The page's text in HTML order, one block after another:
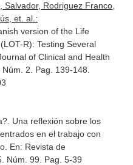
Rodriguez Franco,
et. al.:
version of the Life
R): Testing Several
of Clinical and Health
2. Pag. 139-148.
Una reflexión sobre los
en el trabajo con
En: Revista de
Núm. 99. Pag. 5-39